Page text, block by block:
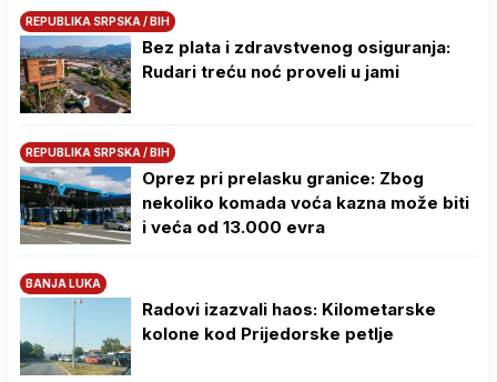
REPUBLIKA SRPSKA / BIH
Bez plata i zdravstvenog osiguranja:
Rudari treću noć proveli u jami
REPUBLIKA SRPSKA / BIH
Oprez pri prelasku granice: Zbog
nekoliko komada voća kazna može biti
i veća od 13.000 evra
BANJA LUKA
Radovi izazvali haos: Kilometarske
kolone kod Prijedorske petlje